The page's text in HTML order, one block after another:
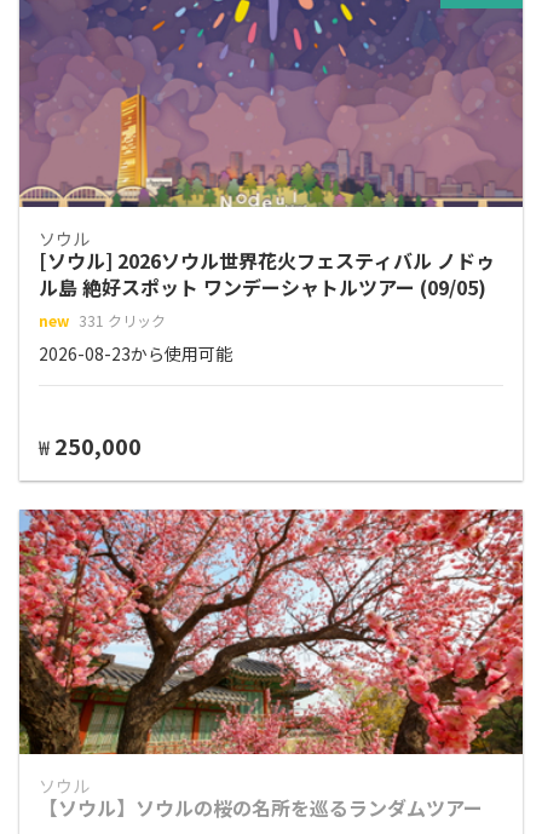
ソウル
[ソウル] 2026ソウル世界花火フェスティバル ノドゥ
ル島 絶好スポット ワンデーシャトルツアー (09/05)
new 331 クリック
2026-08-23から使用可能
₩ 250,000
ソウル
【ソウル】ソウルの桜の名所を巡るランダムツアー